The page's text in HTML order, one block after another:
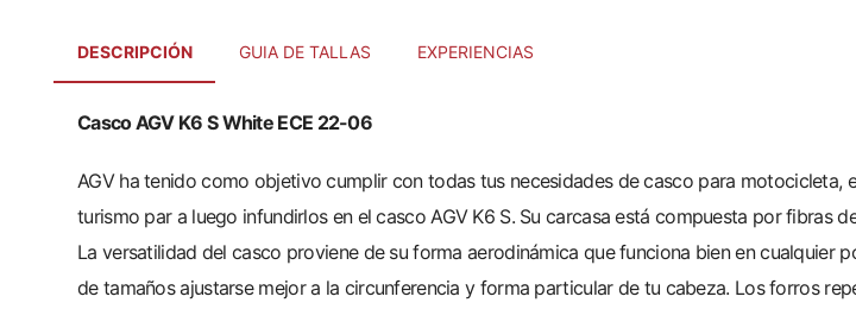
DESCRIPCIÓN GUIA DE TALLAS EXPERIENCIAS
Casco AGV K6 S White ECE 22-06
AGV ha tenido como objetivo cumplir con todas tus necesidades de casco para
turismo par a luego infundirlos en el casco AGV K6 S. Su carcasa está compuesta por
La versatilidad del casco proviene de su forma aerodinámica que funciona bien en
de tamaños ajustarse mejor a la circunferencia y forma particular de tu cabeza. Los forros